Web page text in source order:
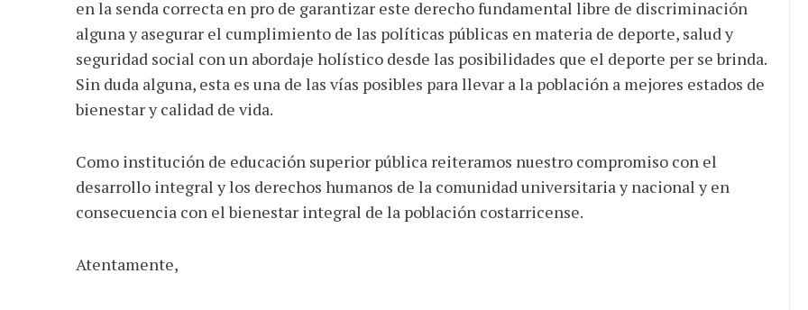
en la senda correcta en pro de garantizar este derecho fundamental libre de discriminación
alguna y asegurar el cumplimiento de las políticas públicas en materia de deporte, salud y
seguridad social con un abordaje holístico desde las posibilidades que el deporte per se brinda.
Sin duda alguna, esta es una de las vías posibles para llevar a la población a mejores estados de
bienestar y calidad de vida.
Como institución de educación superior pública reiteramos nuestro compromiso con el
desarrollo integral y los derechos humanos de la comunidad universitaria y nacional y en
consecuencia con el bienestar integral de la población costarricense.
Atentamente,